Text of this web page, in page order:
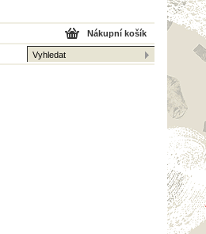
Nákupní košík